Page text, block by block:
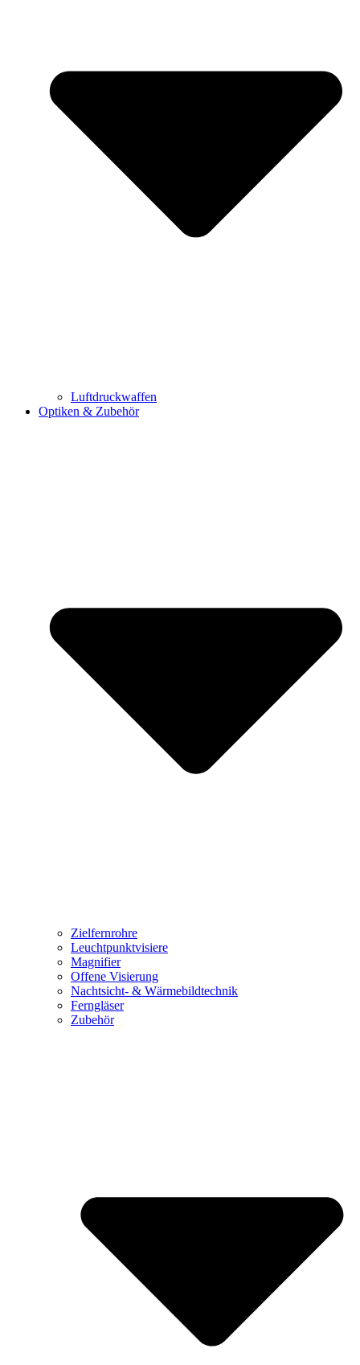
Luftdruckwaffen
Optiken & Zubehör
Zielfernrohre
Leuchtpunktvisiere
Magnifier
Offene Visierung
Nachtsicht- & Wärmebildtechnik
Ferngläser
Zubehör